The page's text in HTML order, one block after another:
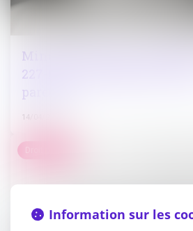
Mineurs violents : que
227-17 du Code pénal contre
parents ?
14/04/2025
Information sur les